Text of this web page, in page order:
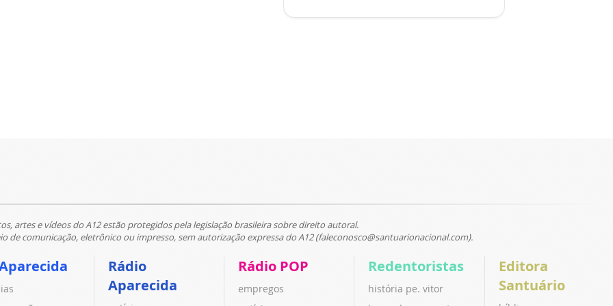
artes e vídeos do A12 estão protegidos pela legislação brasileira sobre direito autoral.
comunicação, eletrônico ou impresso, sem autorização expressa do A12 (faleconosco@santuarionacional.com).
Rádio
Aparecida
Rádio POP
empregos
Redentoristas
história pe. vitor
Editora
Santuário